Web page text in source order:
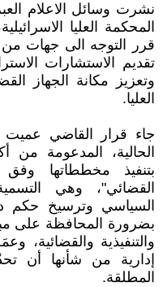
نشرت وسائل الاعلام
المحكمة العليا
قرر التوجه الى جهات
تقديم الاستشارات
وتعزيز مكانة الجهاز
العليا.
جاء قرار القاضي عميت
الحالية، المدعومة من
بتنفيذ مخططاتها
القضائي"، وهي
السياسي وترسيخ حكم
بضرورة المحافظة على
والتنفيذية والقضائية،
إدارية من شأنها أن
المطلقة.